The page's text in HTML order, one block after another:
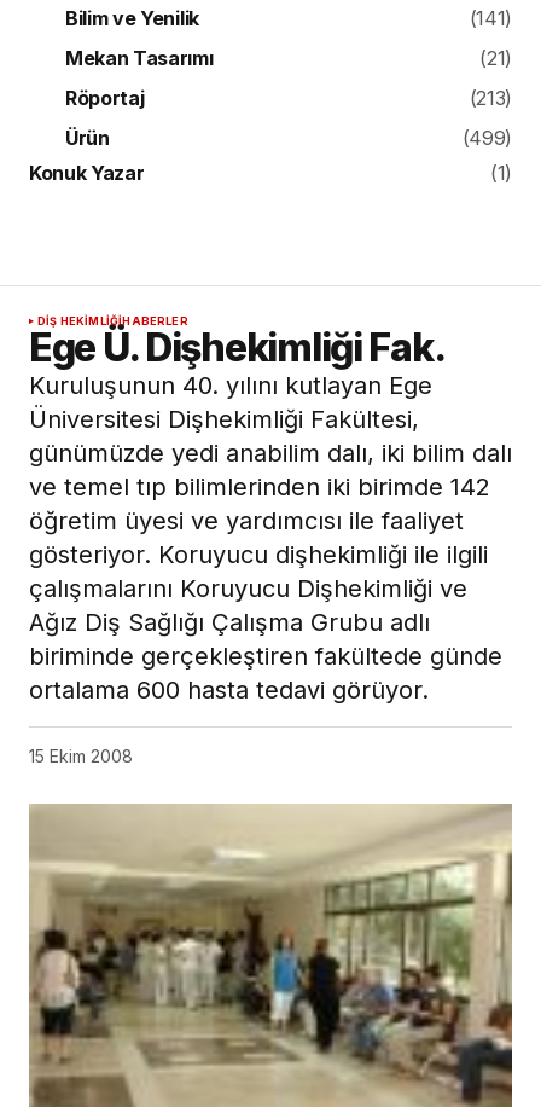
Bilim ve Yenilik
(141)
Mekan Tasarımı
(21)
Röportaj
(213)
Ürün
(499)
Konuk Yazar
(1)
DIŞ HEKIMLIĞIHABERLER
Ege Ü. Dişhekimliği Fak.
Kuruluşunun 40. yılını kutlayan Ege
Üniversitesi Dişhekimliği Fakültesi,
günümüzde yedi anabilim dalı, iki bilim dalı
ve temel tıp bilimlerinden iki birimde 142
öğretim üyesi ve yardımcısı ile faaliyet
gösteriyor. Koruyucu dişhekimliği ile ilgili
çalışmalarını Koruyucu Dişhekimliği ve
Ağız Diş Sağlığı Çalışma Grubu adlı
biriminde gerçekleştiren fakültede günde
ortalama 600 hasta tedavi görüyor.
15 Ekim 2008